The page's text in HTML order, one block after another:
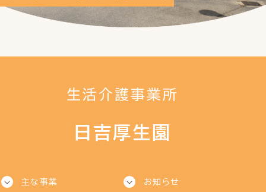
生活介護事業所
日吉厚生園
主な事業 お知らせ